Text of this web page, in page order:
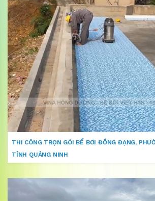
THI CÔNG TRỌN GÓI BỂ BƠI ĐỒNG ĐẠNG,
TỈNH QUẢNG NINH